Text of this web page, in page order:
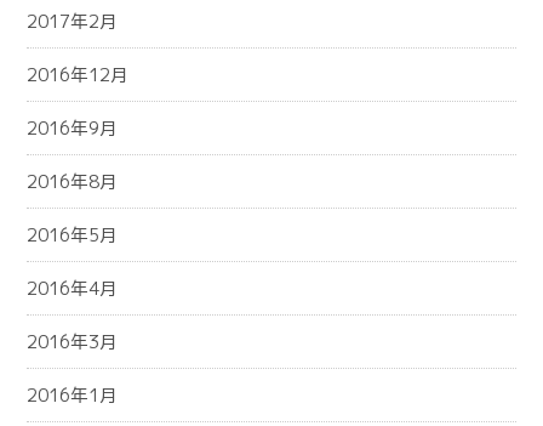
2017年2月
2016年12月
2016年9月
2016年8月
2016年5月
2016年4月
2016年3月
2016年1月